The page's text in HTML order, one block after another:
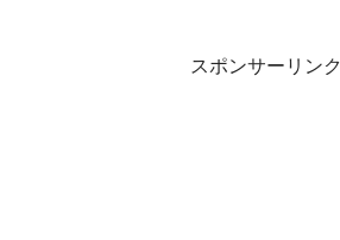
スポンサーリンク